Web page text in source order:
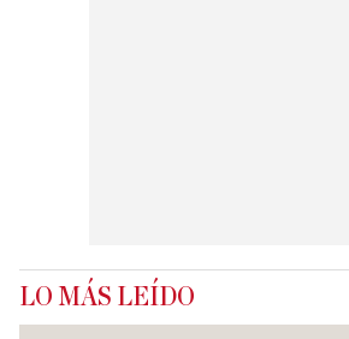
LO MÁS LEÍDO